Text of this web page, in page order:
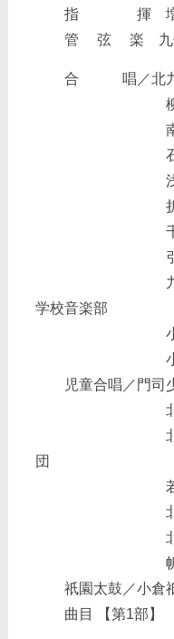
指 揮 増井
管 弦 楽 九州
合 唱／北九州
柳西中学
南曽根中
石峯中学
浅川中学
折尾中学
千代中学
引野中学
九州国際大
学校音楽部
小倉高等
小倉南高
児童合唱／門司
北九州市
北九州アカ
団
若松少年
北九州市小
北九州少
帆柱少年
祇園太鼓／小倉
曲目 【第1部】